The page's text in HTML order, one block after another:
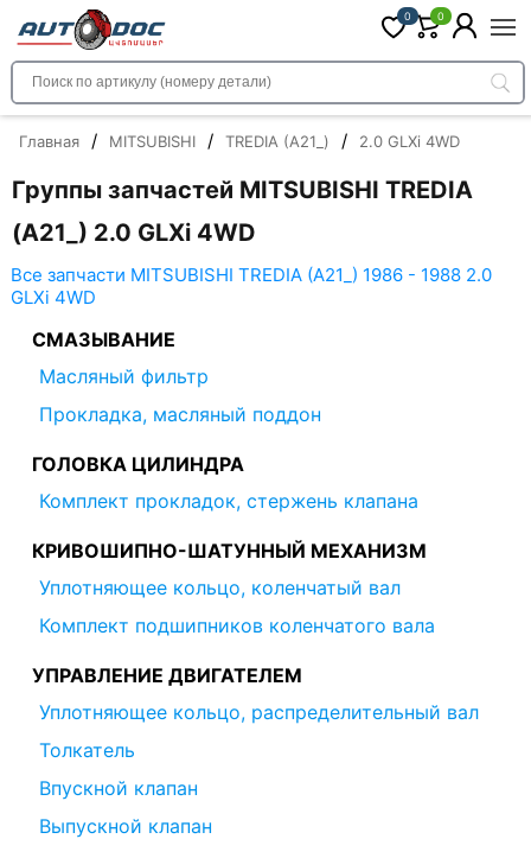
0 0
Главная / MITSUBISHI / TREDIA (A21_) / 2.0 GLXi 4WD
Группы запчастей MITSUBISHI TREDIA
(A21_) 2.0 GLXi 4WD
Все запчасти MITSUBISHI TREDIA (A21_) 1986 - 1988 2.0
GLXi 4WD
СМАЗЫВАНИЕ
Масляный фильтр
Прокладка, масляный поддон
ГОЛОВКА ЦИЛИНДРА
Комплект прокладок, стержень клапана
КРИВОШИПНО-ШАТУННЫЙ МЕХАНИЗМ
Уплотняющее кольцо, коленчатый вал
Комплект подшипников коленчатого вала
УПРАВЛЕНИЕ ДВИГАТЕЛЕМ
Уплотняющее кольцо, распределительный вал
Толкатель
Впускной клапан
Выпускной клапан